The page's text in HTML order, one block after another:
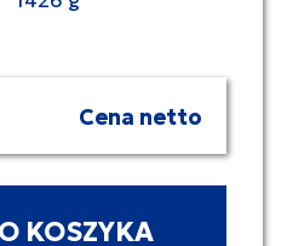
Cena netto
KOSZYKA